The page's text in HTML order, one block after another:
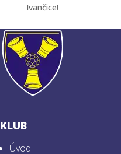
Ivančice!
KLUB
Úvod